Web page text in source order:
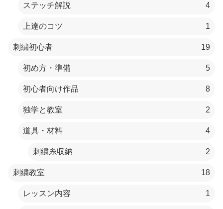
ステッチ解説 4
上達のコツ 1
刺繍初心者 19
初め方・準備 5
初心者向け作品 8
独学と教室 2
道具・材料 4
刺繍糸収納 2
刺繍教室 18
レッスン内容 1